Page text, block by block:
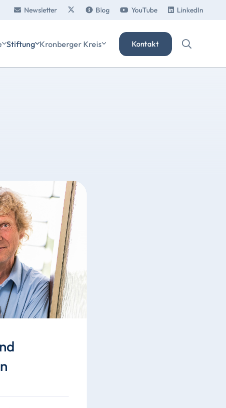
Newsletter Blog YouTube LinkedIn
Stiftung Kronberger Kreis Kontakt